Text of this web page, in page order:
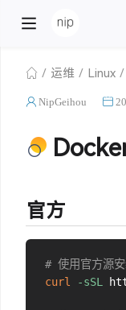
运维 Linux
NipGeihou
官方
# 使用官方源
curl
-sSL